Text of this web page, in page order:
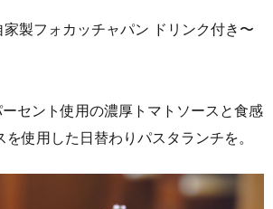
製フォカッチャパン ドリンク付き〜
セント使用の濃厚トマトソースと食感
使用した日替わりパスタランチを。